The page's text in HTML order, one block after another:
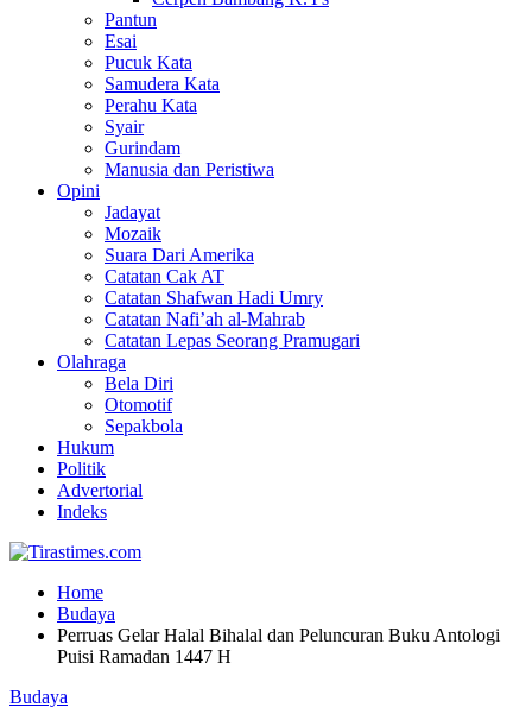
Pantun
Esai
Pucuk Kata
Samudera Kata
Perahu Kata
Syair
Gurindam
Manusia dan Peristiwa
Opini
Jadayat
Mozaik
Suara Dari Amerika
Catatan Cak AT
Catatan Shafwan Hadi Umry
Catatan Nafi’ah al-Mahrab
Catatan Lepas Seorang Pramugari
Olahraga
Bela Diri
Otomotif
Sepakbola
Hukum
Politik
Advertorial
Indeks
Home
Budaya
Perruas Gelar Halal Bihalal dan Peluncuran Buku Antologi
Puisi Ramadan 1447 H
Budaya